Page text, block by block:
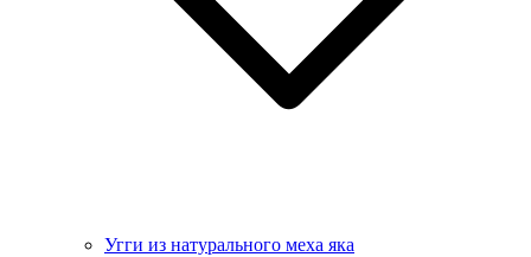
Угги из натурального меха яка